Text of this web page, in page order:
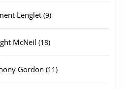
Lenglet 99
McNeil 1818
Gordon 1111